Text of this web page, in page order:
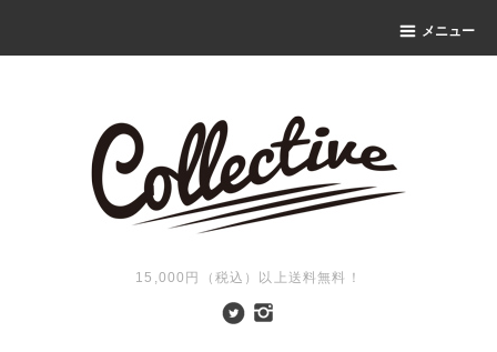
メニュー
15,000円（税込）以上送料無料！